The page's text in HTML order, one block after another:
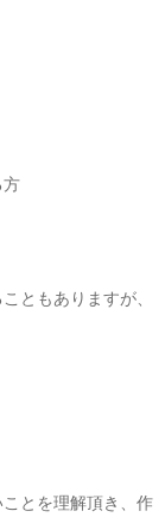
方
ともありますが、
とを理解頂き、作